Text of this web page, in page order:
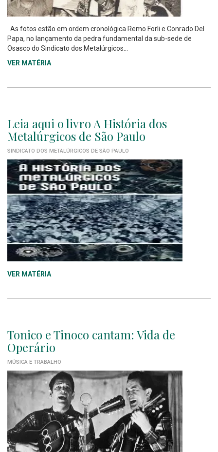
As fotos estão em ordem cronológica Remo Forli e Conrado Del
Papa, no lançamento da pedra fundamental da sub-sede de
Osasco do Sindicato dos Metalúrgicos...
VER MATÉRIA
Leia aqui o livro A História dos
Metalúrgicos de São Paulo
SINDICATO DOS METALÚRGICOS DE SÃO PAULO
VER MATÉRIA
Tonico e Tinoco cantam: Vida de
Operário
MÚSICA E TRABALHO